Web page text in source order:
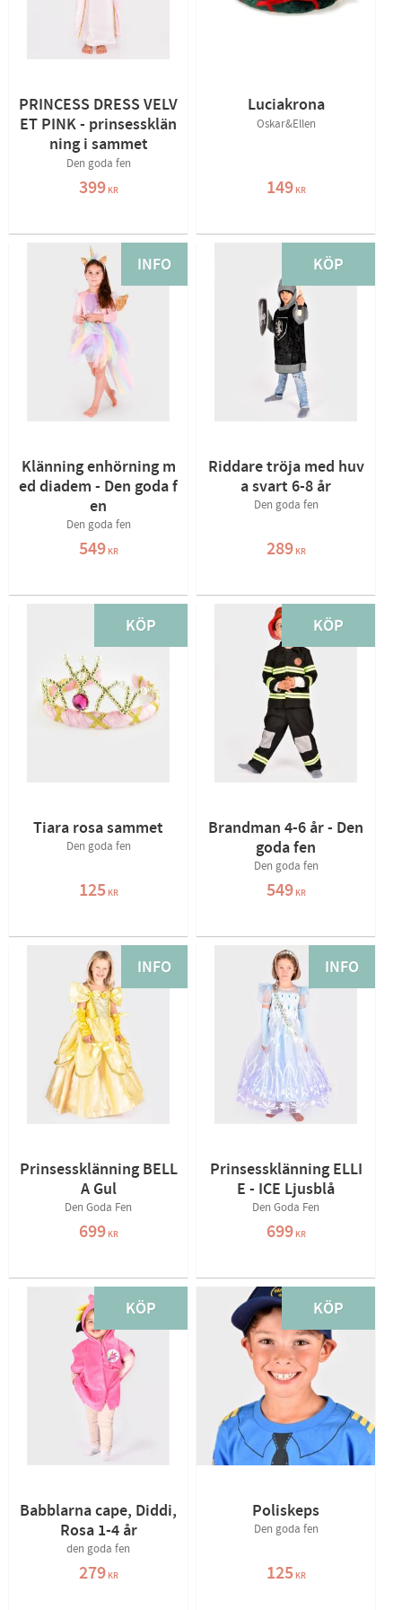
PRINCESS DRESS VELV
ET PINK - prinsessklän
ning i sammet
Den goda fen
399KR
Luciakrona
Oskar&Ellen
149KR
Klänning enhörning m
ed diadem - Den goda f
en
Den goda fen
549KR
INFO
Riddare tröja med huv
a svart 6-8 år
Den goda fen
289KR
KÖP
Tiara rosa sammet
Den goda fen
125KR
KÖP
Brandman 4-6 år - Den
goda fen
Den goda fen
549KR
KÖP
Prinsessklänning BELL
A Gul
Den Goda Fen
699KR
INFO
Prinsessklänning ELLI
E - ICE Ljusblå
Den Goda Fen
699KR
INFO
Babblarna cape, Diddi,
Rosa 1-4 år
den goda fen
279KR
KÖP
Poliskeps
Den goda fen
125KR
KÖP